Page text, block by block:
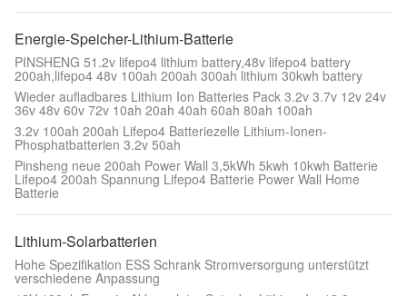
Energie-Speicher-Lithium-Batterie
PINSHENG 51.2v lifepo4 lithium battery,48v lifepo4 battery
200ah,lifepo4 48v 100ah 200ah 300ah lithium 30kwh battery
Wieder aufladbares Lithium Ion Batteries Pack 3.2v 3.7v 12v 24v
36v 48v 60v 72v 10ah 20ah 40ah 60ah 80ah 100ah
3.2v 100ah 200ah Lifepo4 Batteriezelle Lithium-Ionen-
Phosphatbatterien 3.2v 50ah
Pinsheng neue 200ah Power Wall 3,5kWh 5kwh 10kwh Batterie
Lifepo4 200ah Spannung Lifepo4 Batterie Power Wall Home
Batterie
Lithium-Solarbatterien
Hohe Spezifikation ESS Schrank Stromversorgung unterstützt
verschiedene Anpassung